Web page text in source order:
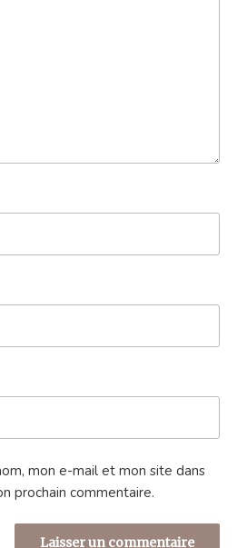
mon e-mail et mon site dans
prochain commentaire.